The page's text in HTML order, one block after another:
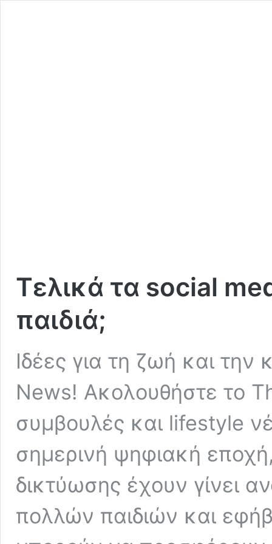
Τελικά τα social
παιδιά;
Ιδέες για τη ζωή και
News! Ακολουθήστε το
συμβουλές και lifestyle
σημερινή ψηφιακή
δικτύωσης έχουν γίνει
πολλών παιδιών και